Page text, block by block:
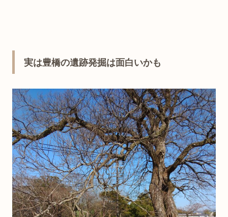
実は豊橋の遺跡発掘は面白いかも